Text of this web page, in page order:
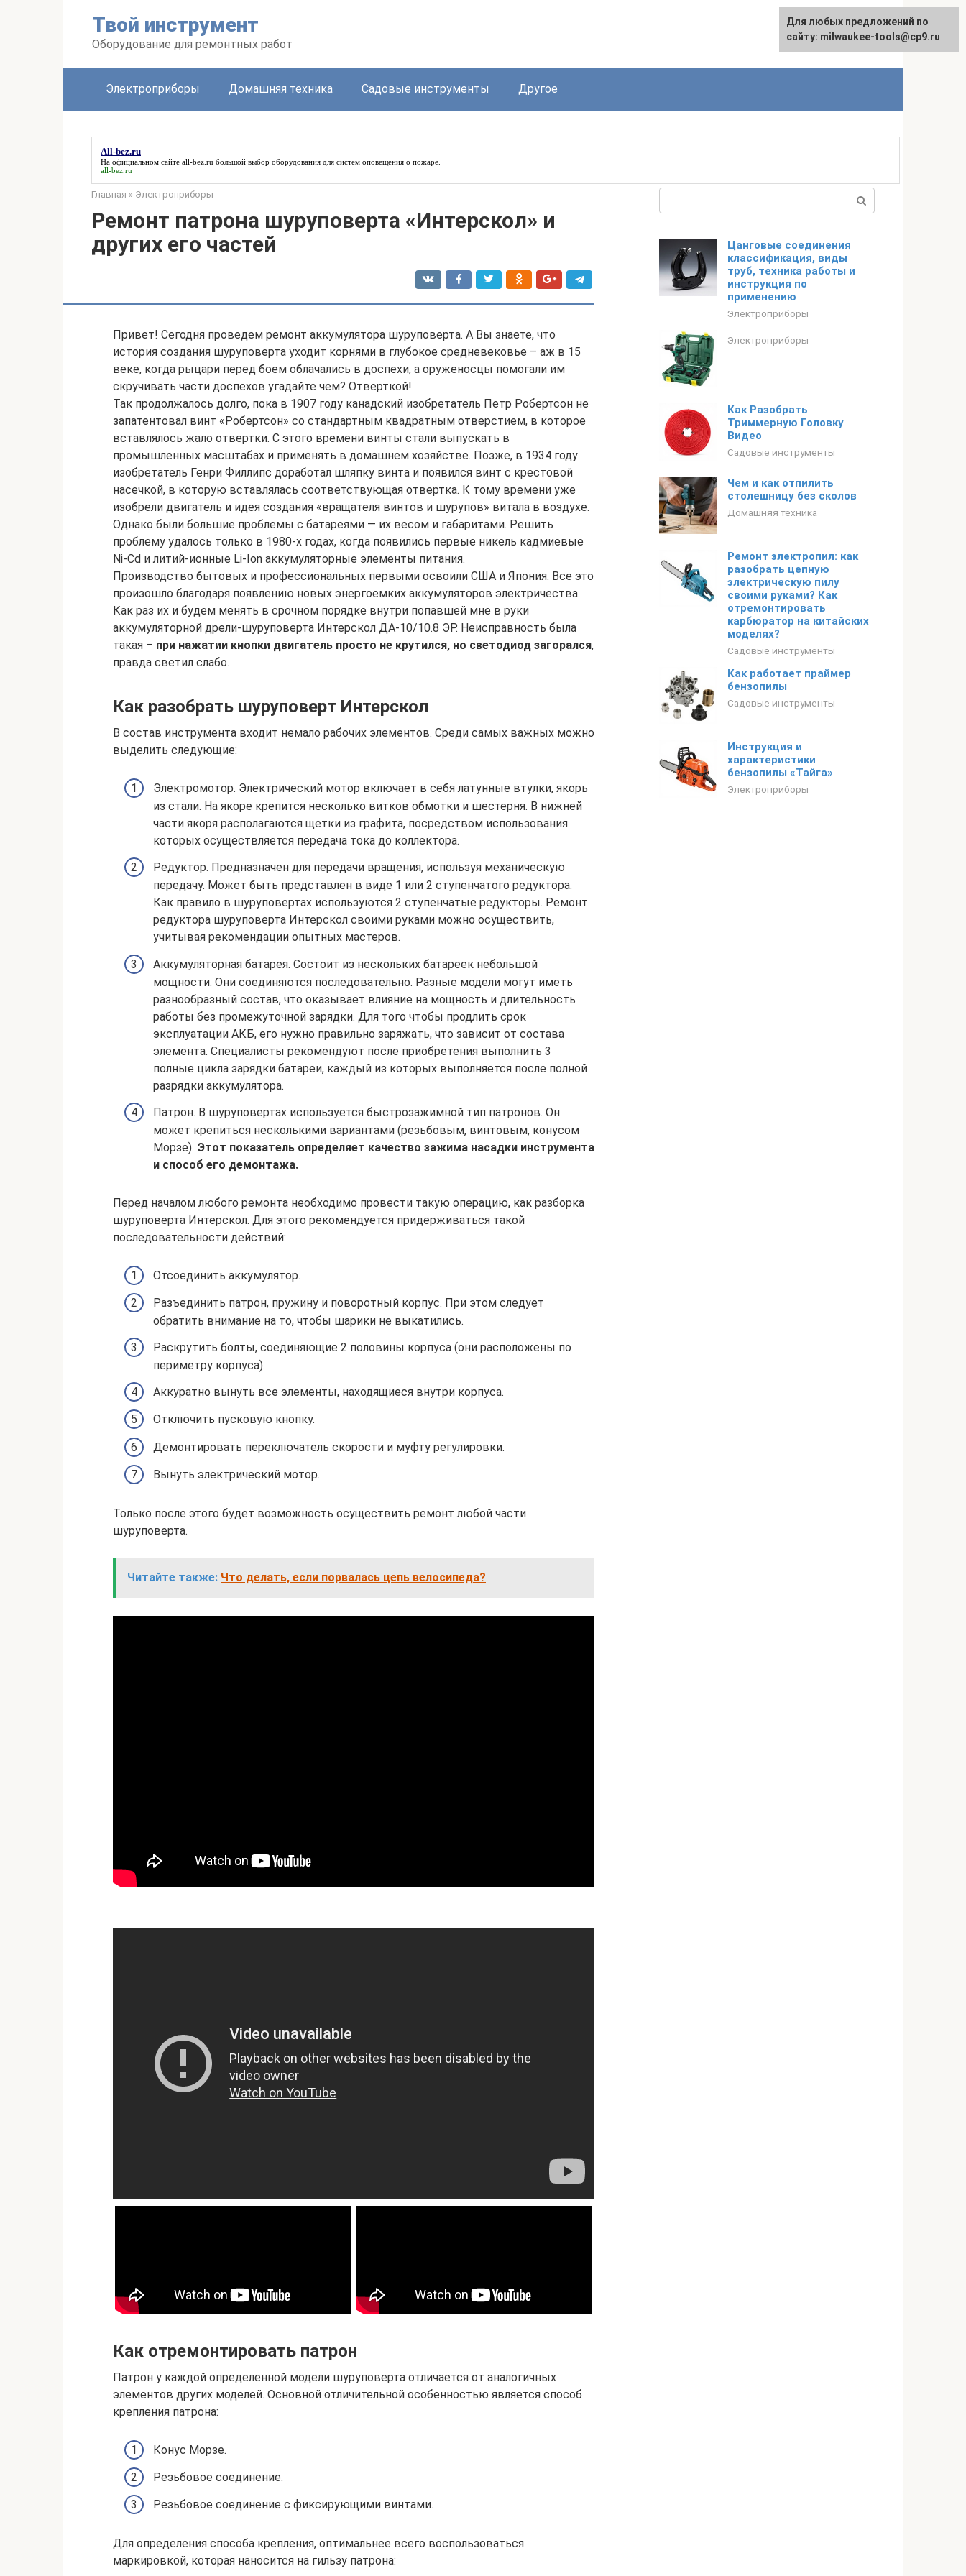
Твой инструмент
Оборудование для ремонтных работ
English
Электроприборы Домашняя техника Садовые инструменты Другое
All-bez.ru
На официальном сайте all-bez.ru большой выбор оборудования для систем оповещения о пожаре.
all-bez.ru
Главная » Электроприборы
Ремонт патрона шуруповерта «Интерскол» и
других его частей
Привет! Сегодня проведем ремонт аккумулятора шуруповерта. А Вы знаете, что
история создания шуруповерта уходит корнями в глубокое средневековье – аж в 15
веке, когда рыцари перед боем облачались в доспехи, а оруженосцы помогали им
скручивать части доспехов угадайте чем? Отверткой!
Так продолжалось долго, пока в 1907 году канадский изобретатель Петр Робертсон не
запатентовал винт «Робертсон» со стандартным квадратным отверстием, в которое
вставлялось жало отвертки. С этого времени винты стали выпускать в
промышленных масштабах и применять в домашнем хозяйстве. Позже, в 1934 году
изобретатель Генри Филлипс доработал шляпку винта и появился винт с крестовой
насечкой, в которую вставлялась соответствующая отвертка. К тому времени уже
изобрели двигатель и идея создания «вращателя винтов и шурупов» витала в воздухе.
Однако были большие проблемы с батареями — их весом и габаритами. Решить
проблему удалось только в 1980-х годах, когда появились первые никель кадмиевые
Ni-Cd и литий-ионные Li-Ion аккумуляторные элементы питания.
Производство бытовых и профессиональных первыми освоили США и Япония. Все это
произошло благодаря появлению новых энергоемких аккумуляторов электричества.
Как раз их и будем менять в срочном порядке внутри попавшей мне в руки
аккумуляторной дрели-шуруповерта Интерскол ДА-10/10.8 ЭР. Неисправность была
такая – при нажатии кнопки двигатель просто не крутился, но светодиод загорался,
правда светил слабо.
Как разобрать шуруповерт Интерскол
В состав инструмента входит немало рабочих элементов. Среди самых важных можно
выделить следующие:
Электромотор. Электрический мотор включает в себя латунные втулки, якорь
из стали. На якоре крепится несколько витков обмотки и шестерня. В нижней
части якоря располагаются щетки из графита, посредством использования
которых осуществляется передача тока до коллектора.
Редуктор. Предназначен для передачи вращения, используя механическую
передачу. Может быть представлен в виде 1 или 2 ступенчатого редуктора.
Как правило в шуруповертах используются 2 ступенчатые редукторы. Ремонт
редуктора шуруповерта Интерскол своими руками можно осуществить,
учитывая рекомендации опытных мастеров.
Аккумуляторная батарея. Состоит из нескольких батареек небольшой
мощности. Они соединяются последовательно. Разные модели могут иметь
разнообразный состав, что оказывает влияние на мощность и длительность
работы без промежуточной зарядки. Для того чтобы продлить срок
эксплуатации АКБ, его нужно правильно заряжать, что зависит от состава
элемента. Специалисты рекомендуют после приобретения выполнить 3
полные цикла зарядки батареи, каждый из которых выполняется после полной
разрядки аккумулятора.
Патрон. В шуруповертах используется быстрозажимной тип патронов. Он
может крепиться несколькими вариантами (резьбовым, винтовым, конусом
Морзе). Этот показатель определяет качество зажима насадки инструмента
и способ его демонтажа.
Перед началом любого ремонта необходимо провести такую операцию, как разборка
шуруповерта Интерскол. Для этого рекомендуется придерживаться такой
последовательности действий:
Отсоединить аккумулятор.
Разъединить патрон, пружину и поворотный корпус. При этом следует
обратить внимание на то, чтобы шарики не выкатились.
Раскрутить болты, соединяющие 2 половины корпуса (они расположены по
периметру корпуса).
Аккуратно вынуть все элементы, находящиеся внутри корпуса.
Отключить пусковую кнопку.
Демонтировать переключатель скорости и муфту регулировки.
Вынуть электрический мотор.
Только после этого будет возможность осуществить ремонт любой части
шуруповерта.
Читайте также: Что делать, если порвалась цепь велосипеда?
Как отремонтировать патрон
Патрон у каждой определенной модели шуруповерта отличается от аналогичных
элементов других моделей. Основной отличительной особенностью является способ
крепления патрона:
Конус Морзе.
Резьбовое соединение.
Резьбовое соединение с фиксирующими винтами.
Для определения способа крепления, оптимальнее всего воспользоваться
маркировкой, которая наносится на гильзу патрона:
Цанговые соединения
классификация, виды
труб, техника работы и
инструкция по
применению
Электроприборы
Электроприборы
Как Разобрать
Триммерную Головку
Видео
Садовые инструменты
Чем и как отпилить
столешницу без сколов
Домашняя техника
Ремонт электропил: как
разобрать цепную
электрическую пилу
своими руками? Как
отремонтировать
карбюратор на китайских
моделях?
Садовые инструменты
Как работает праймер
бензопилы
Садовые инструменты
Инструкция и
характеристики
бензопилы «Тайга»
Электроприборы
Для любых предложений по
сайту: milwaukee-tools@cp9.ru